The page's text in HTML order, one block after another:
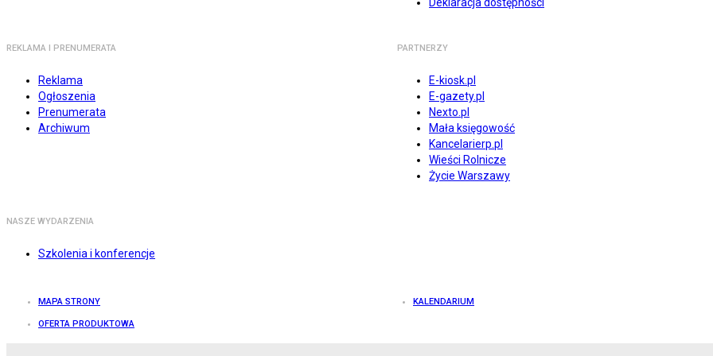
REKLAMA I PRENUMERATA
Reklama
Ogłoszenia
Prenumerata
Archiwum
PARTNERZY
E-kiosk.pl
E-gazety.pl
Nexto.pl
Mała księgowość
Kancelarierp.pl
Wieści Rolnicze
Życie Warszawy
NASZE WYDARZENIA
Szkolenia i konferencje
MAPA STRONY KALENDARIUM
OFERTA PRODUKTOWA